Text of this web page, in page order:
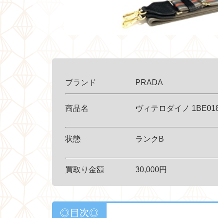
ブランド PRADA
商品名 ヴィテロダイノ
状態 ランクB
買取り金額 30,000円
◎目次◎